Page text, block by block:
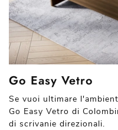
Go Easy Vetro
Se vuoi ultimare
Go Easy Vetro di
di scrivanie direzionali.